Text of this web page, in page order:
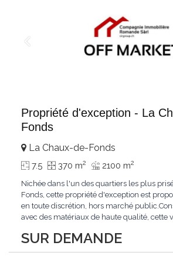
Propriété d'exception - La
Fonds
SUR DEMANDE
La Chaux-de-Fonds
7.5 370 m2 2100 m2
Nichée dans l'un des quartiers les plus
Fonds, cette propriété d'exception est
en toute discrétion, hors marché
avec des matériaux de haute qualité, cette
remarquable.L'espace de vie s'ouvre sur
un véritable...